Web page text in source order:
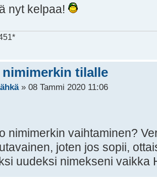
nyt kelpaa!
nimimerkin tilalle
» 08 Tammi 2020 11:06
nimimerkin vaihtaminen?
joten jos sopii,
uudeksi nimekseni vaikka